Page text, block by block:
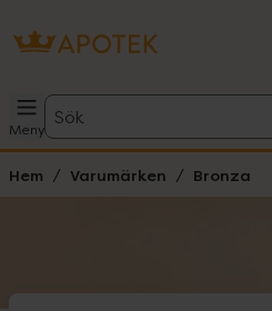
Meny
Sök
Hem Varumärken Bronza